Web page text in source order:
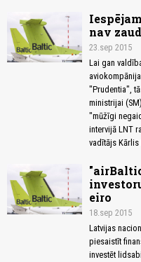
nav
23.sep 2015
Lai gan
"Prudentia",
ministrijai
"mūžīgi
intervijā LNT
vadītājs Kārlis
eiro
18.sep 2015
Latvijas
piesaistīt
investēt